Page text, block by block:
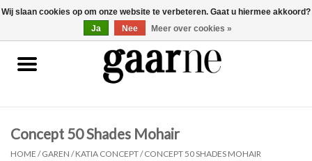
gaarne.be 0 Artikelen - €0,00
Patronen
Concept 50 Shades Mohair
HOME /GAREN /KATIA CONCEPT/CONCEPT 50 SHADES MOHAIR
Wij slaan cookies op om onze website te verbeteren. Gaat u hiermee akkoord?
Ja
Nee Meer over cookies »